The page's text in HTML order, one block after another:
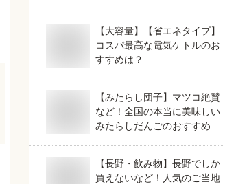
【大容量】【省エネタイプ】
コスパ最高な電気ケトルのお
すすめは？
【みたらし団子】マツコ絶賛
など！全国の本当に美味しい
みたらしだんごのおすすめ
【長野・飲み物】長野でしか
買えないなど！人気のご当地